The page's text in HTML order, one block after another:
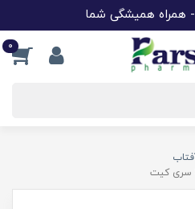
- همراه همیشگی شما
0